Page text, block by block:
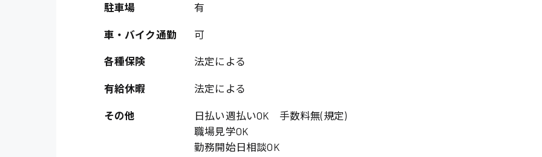
医療事務
IT・クリエイティブ系
DTPオペレーター
システムエンジニア プログラマー
販売・サービス・フード系
愛知県
千葉県
鳥取県
駐車場 有
車・バイク通勤 可
各種保険 法定による
有給休暇 法定による
その他
日払い週払いOK 手数料無(規定)
職場見学OK
勤務開始日相談OK